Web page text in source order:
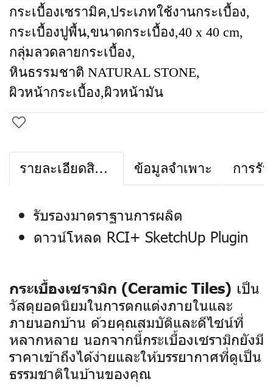
กระเบื้องเซรามิค,ประเภทใช้งานกระเบื้อง,
กระเบื้องปูพื้น,ขนาดกระเบื้อง,40 x 40 cm,
กลุ่มลวดลายกระเบื้อง,
หินธรรมชาติ NATURAL STONE,
ผิวหน้ากระเบื้อง,ผิวหน้ามัน
รายละเอียดสินค้า ข้อมูลจำเพาะ การรั
รับรองมาตราฐานการผลิต
ดาวน์โหลด RCI+ SketchUp Plugin
กระเบื้องเซรามิก (Ceramic Tiles) เป็น
วัสดุยอดนิยมในการตกแต่งภายในและ
ภายนอกบ้าน ด้วยคุณสมบัติและดีไซน์ที่
หลากหลาย นอกจากนี้กระเบื้องเซรามิกยังมี
ราคาเข้าถึงได้ง่ายและให้บรรยากาศที่ดูเป็น
ธรรมชาติในบ้านของคุณ